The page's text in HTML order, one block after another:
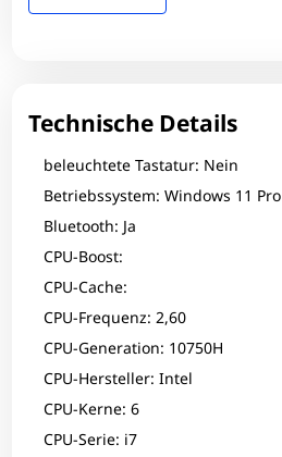
Technische Details
beleuchtete Tastatur: Nein
Betriebssystem: Windows 11 Pro
Bluetooth: Ja
CPU-Boost:
CPU-Cache:
CPU-Frequenz: 2,60
CPU-Generation: 10750H
CPU-Hersteller: Intel
CPU-Kerne: 6
CPU-Serie: i7